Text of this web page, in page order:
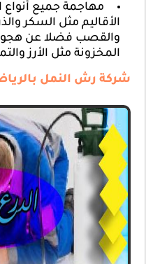
مهاجمة جميع أنواع
الأقاليم مثل السكر
والقصب فضلا عن
المخزونة مثل الأرز
شركة رش النمل